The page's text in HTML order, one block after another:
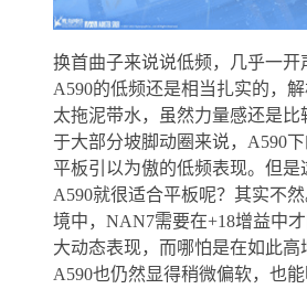
换首曲子来说说低频，几乎一开
A590的低频还是相当扎实的，
太拖泥带水，虽然力量感还是比
于大部分坡脚动圈来说，A590
平板引以为傲的低频表现。但是
A590就很适合平板呢？其实不
境中，NAN7需要在+18增益中
大动态表现，而哪怕是在如此高
A590也仍然显得稍微偏软，也